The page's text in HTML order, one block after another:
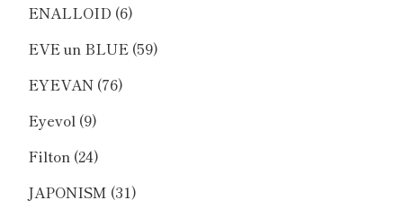
ENALLOID (6)
EVE un BLUE (59)
EYEVAN (76)
Eyevol (9)
Filton (24)
JAPONISM (31)